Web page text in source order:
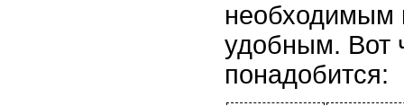
необходимым
удобным. Вот
понадобится: